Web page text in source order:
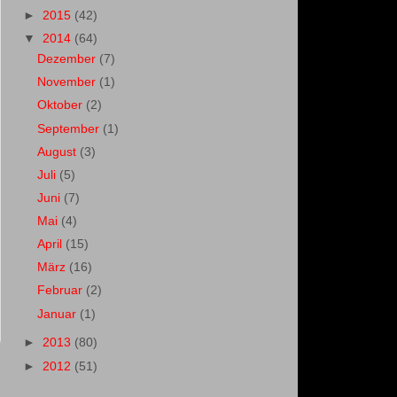
► 2015 (42)
▼ 2014 (64)
Dezember (7)
November (1)
Oktober (2)
September (1)
August (3)
Juli (5)
Juni (7)
Mai (4)
April (15)
März (16)
Februar (2)
Januar (1)
► 2013 (80)
► 2012 (51)